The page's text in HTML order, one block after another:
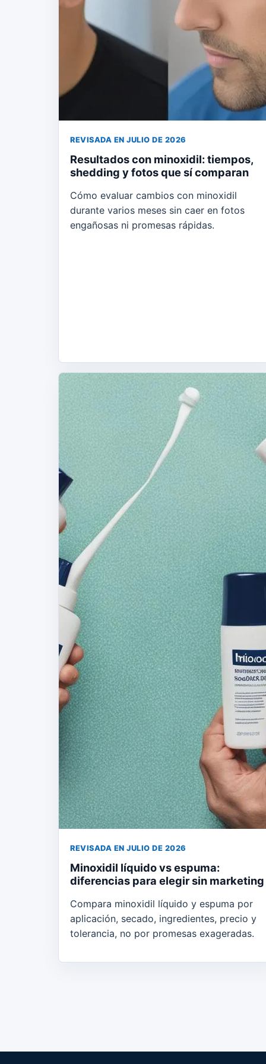
REVISADA EN JULIO DE 2026
Resultados con minoxidil: tiempos,
shedding y fotos que sí comparan
Cómo evaluar cambios con minoxidil
durante varios meses sin caer en fotos
engañosas ni promesas rápidas.
REVISADA EN JULIO DE 2026
Minoxidil líquido vs espuma:
diferencias para elegir sin marketing
Compara minoxidil líquido y espuma por
aplicación, secado, ingredientes, precio y
tolerancia, no por promesas exageradas.